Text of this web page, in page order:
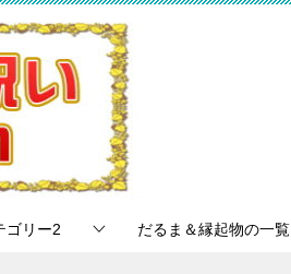
ゴリー2 だるま＆縁起物の一覧